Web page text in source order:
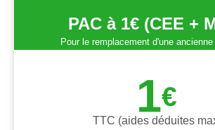
PAC à 1€ (CEE +
Pour le remplacement d'une
1€
TTC (aides déduites